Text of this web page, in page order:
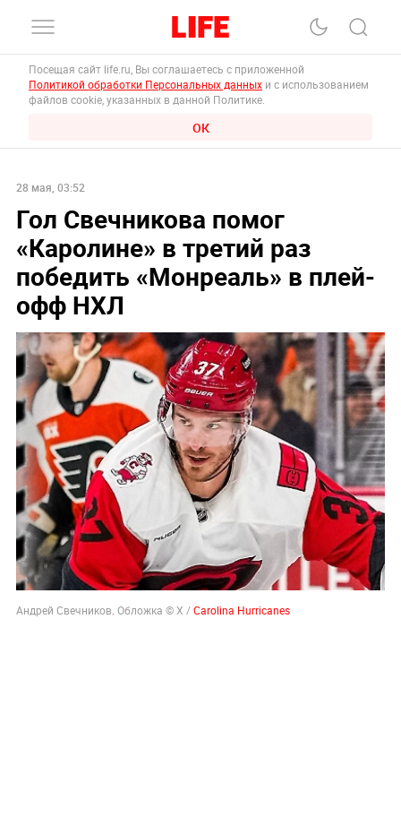
Посещая сайт life.ru, Вы соглашаетесь с приложенной
Политикой обработки Персональных данных и с использованием
файлов cookie, указанных в данной Политике.
ОК
28 мая, 03:52
Гол Свечникова помог
«Каролине» в третий раз
победить «Монреаль» в плей-
офф НХЛ
Андрей Свечников. Обложка © Х /Carolina Hurricanes